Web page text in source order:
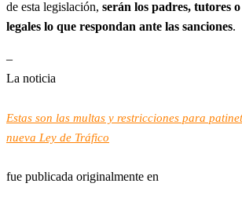
de esta legislación, serán los padres, tutores
legales lo que respondan ante las sanciones.
–
La noticia
Estas son las multas y restricciones para
nueva Ley de Tráfico
fue publicada originalmente en